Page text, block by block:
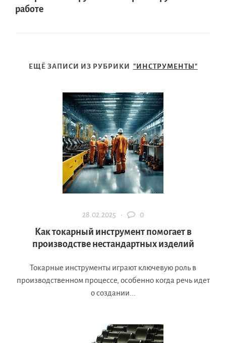
работе
ЕЩЁ ЗАПИСИ ИЗ РУБРИКИ "ИНСТРУМЕНТЫ"
28.02.2025 · 0
Как токарный инструмент помогает в
производстве нестандартных изделий
Токарные инструменты играют ключевую роль в
производственном процессе, особенно когда речь идет
о создании...